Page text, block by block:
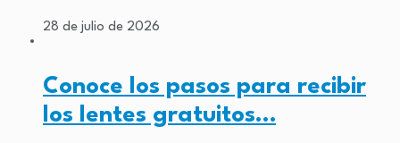
28 de julio de 2026
Conoce los pasos para recibir
los lentes gratuitos…